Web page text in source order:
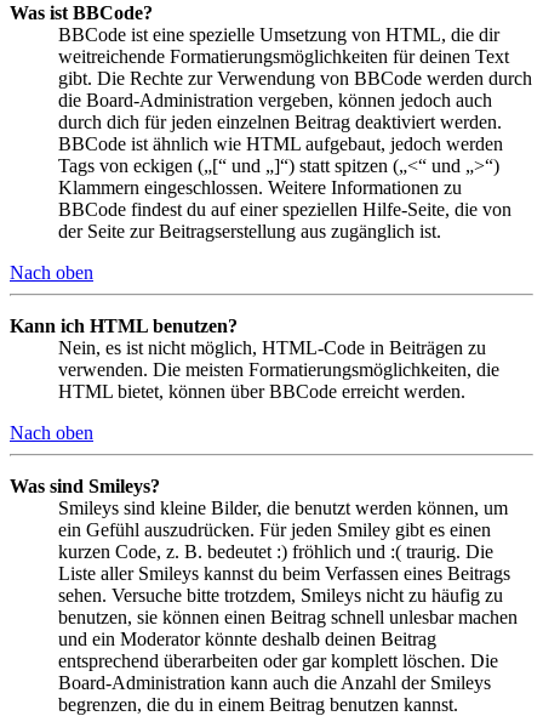
Was ist BBCode?
BBCode ist eine spezielle Umsetzung von HTML, die dir
weitreichende Formatierungsmöglichkeiten für deinen Text
gibt. Die Rechte zur Verwendung von BBCode werden durch
die Board-Administration vergeben, können jedoch auch
durch dich für jeden einzelnen Beitrag deaktiviert werden.
BBCode ist ähnlich wie HTML aufgebaut, jedoch werden
Tags von eckigen („[“ und „]“) statt spitzen („<“ und „>“)
Klammern eingeschlossen. Weitere Informationen zu
BBCode findest du auf einer speziellen Hilfe-Seite, die von
der Seite zur Beitragserstellung aus zugänglich ist.
Nach oben
Kann ich HTML benutzen?
Nein, es ist nicht möglich, HTML-Code in Beiträgen zu
verwenden. Die meisten Formatierungsmöglichkeiten, die
HTML bietet, können über BBCode erreicht werden.
Nach oben
Was sind Smileys?
Smileys sind kleine Bilder, die benutzt werden können, um
ein Gefühl auszudrücken. Für jeden Smiley gibt es einen
kurzen Code, z. B. bedeutet :) fröhlich und :( traurig. Die
Liste aller Smileys kannst du beim Verfassen eines Beitrags
sehen. Versuche bitte trotzdem, Smileys nicht zu häufig zu
benutzen, sie können einen Beitrag schnell unlesbar machen
und ein Moderator könnte deshalb deinen Beitrag
entsprechend überarbeiten oder gar komplett löschen. Die
Board-Administration kann auch die Anzahl der Smileys
begrenzen, die du in einem Beitrag benutzen kannst.